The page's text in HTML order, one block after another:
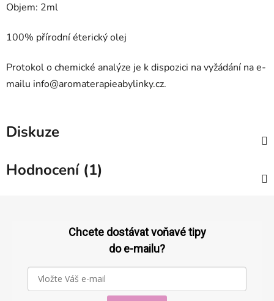
Objem: 2ml
100% přírodní éterický olej
Protokol o chemické analýze je k dispozici na vyžádání na e-
mailu info@aromaterapieabylinky.cz.
Diskuze
Hodnocení (1)
Chcete dostávat voňavé tipy
do e-mailu?